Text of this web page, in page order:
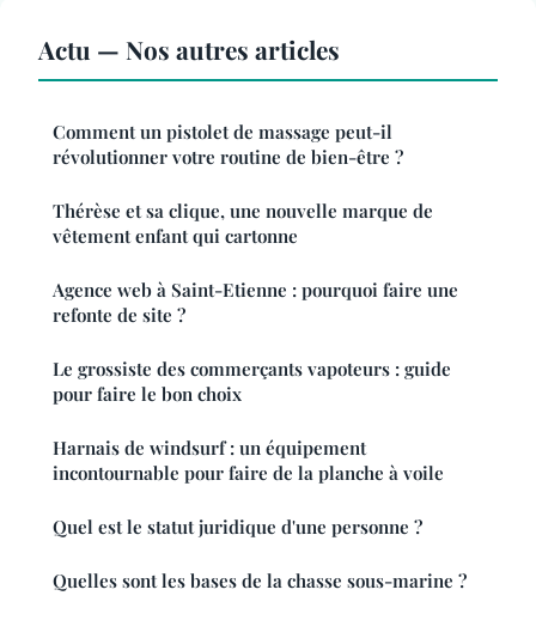
Actu — Nos autres articles
Comment un pistolet de massage peut-il
révolutionner votre routine de bien-être ?
Thérèse et sa clique, une nouvelle marque de
vêtement enfant qui cartonne
Agence web à Saint-Etienne : pourquoi faire une
refonte de site ?
Le grossiste des commerçants vapoteurs : guide
pour faire le bon choix
Harnais de windsurf : un équipement
incontournable pour faire de la planche à voile
Quel est le statut juridique d'une personne ?
Quelles sont les bases de la chasse sous-marine ?